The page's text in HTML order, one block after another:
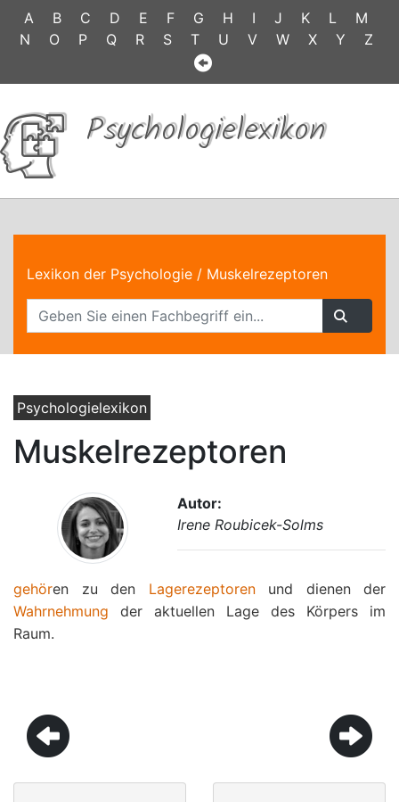
A B C D E F G H I J K L
M
N
O P Q R S T U V W X Y Z
Psychologielexikon
Lexikon der Psychologie / Muskelrezeptoren
Psychologielexikon
Muskelrezeptoren
Autor:
Irene Roubicek-Solms
gehören zu den Lagerezeptorenund dienen der
Wahrnehmung der aktuellen Lage des Körpers im
Raum.